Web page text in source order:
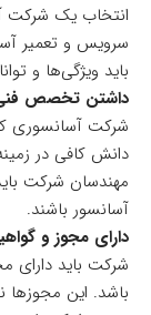
انتخاب یک شرکت
سرویس و تعمیر
باید ویژگی‌ها و
داشتن تخصص
شرکت آسانسوری
دانش کافی در
مهندسان شرکت
آسانسور باشند.
دارای مجوز و
شرکت باید دارای
باشد. این مجوزها